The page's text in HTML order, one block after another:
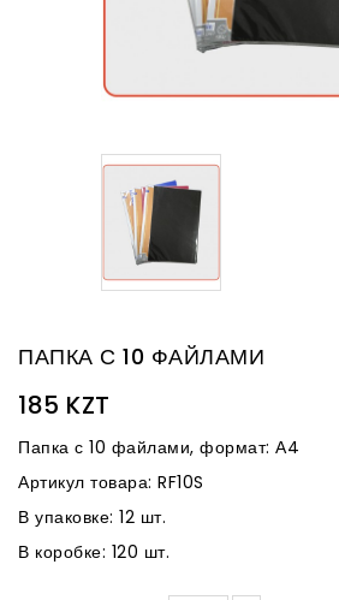
ПАПКА С 10 ФАЙЛАМИ
185 KZT
Папка с 10 файлами, формат: А4
Артикул товара: RF10S
В упаковке: 12 шт.
В коробке: 120 шт.